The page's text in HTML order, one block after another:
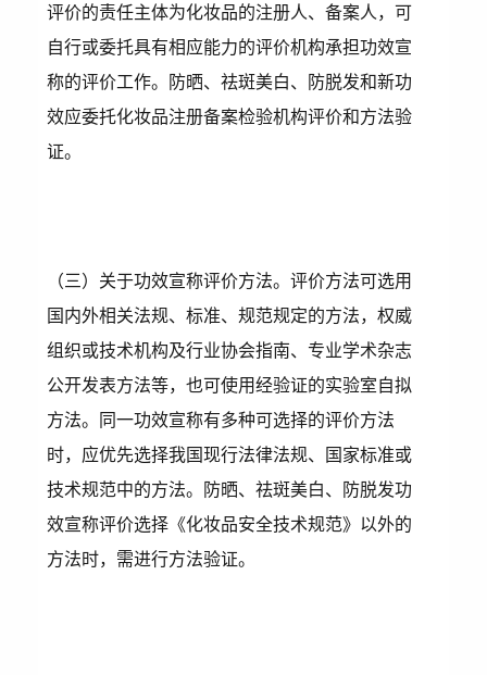
评价的责任主体为化妆品的注册人、备案人，可
自行或委托具有相应能力的评价机构承担功效宣
称的评价工作。防晒、祛斑美白、防脱发和新功
效应委托化妆品注册备案检验机构评价和方法验
证。
（三）关于功效宣称评价方法。评价方法可选用
国内外相关法规、标准、规范规定的方法，权威
组织或技术机构及行业协会指南、专业学术杂志
公开发表方法等，也可使用经验证的实验室自拟
方法。同一功效宣称有多种可选择的评价方法
时，应优先选择我国现行法律法规、国家标准或
技术规范中的方法。防晒、祛斑美白、防脱发功
效宣称评价选择《化妆品安全技术规范》以外的
方法时，需进行方法验证。